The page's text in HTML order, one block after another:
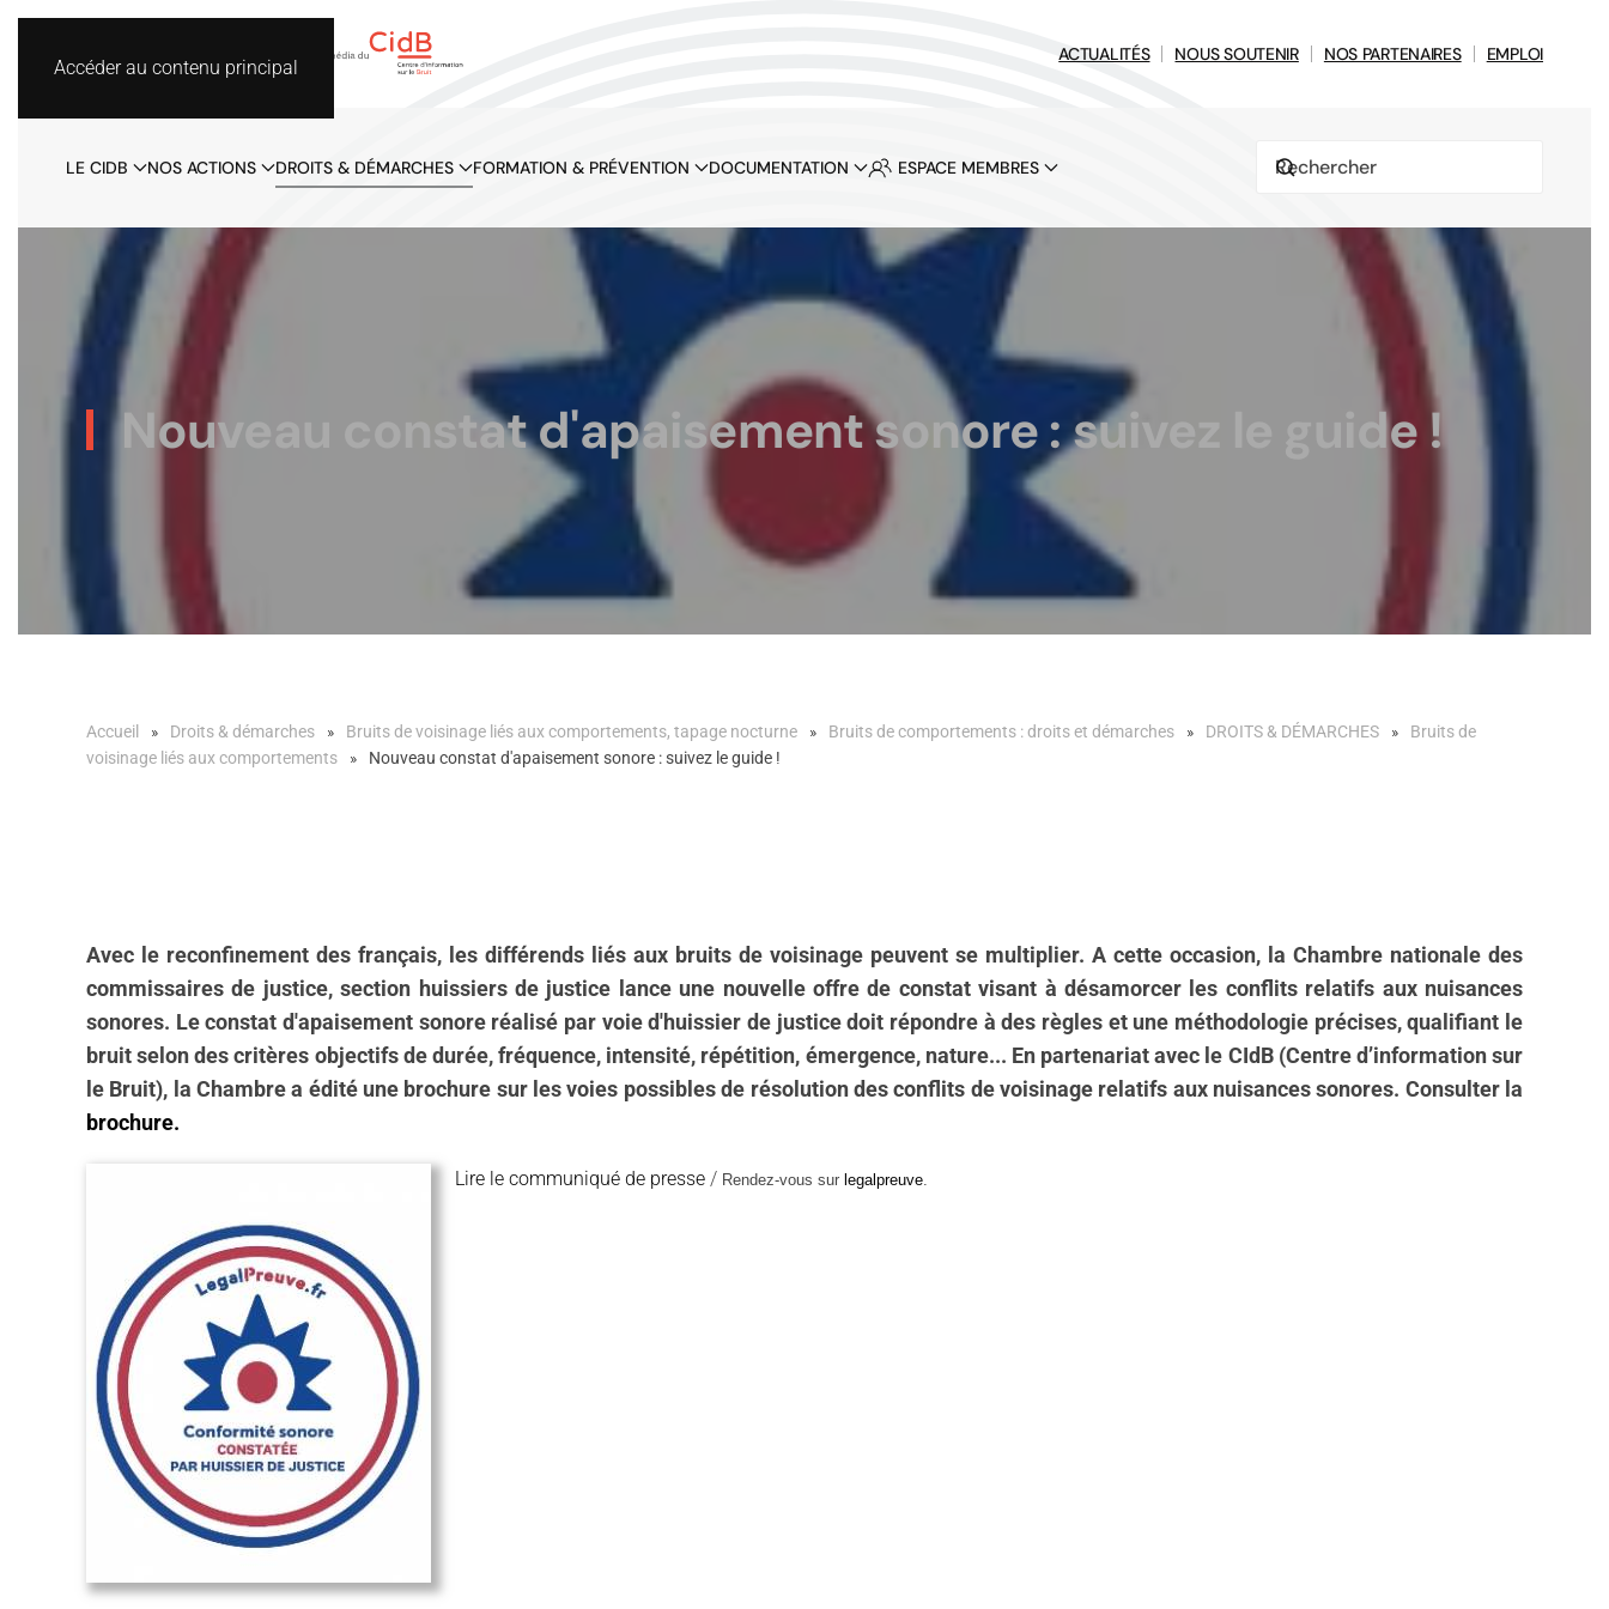
Accéder au contenu principal
ACTUALITÉS NOUS SOUTENIR NOS PARTENAIRES EMPLOI
LE CIDB NOS ACTIONS DROITS & DÉMARCHES FORMATION & PRÉVENTION DOCUMENTATION ESPACE MEMBRES
Nouveau constat d'apaisement sonore : suivez le guide !
Accueil Droits & démarches Bruits de voisinage liés aux comportements, tapage nocturne Bruits de comportements : droits et démarches DROITS & DÉMARCHES
Bruits de
voisinage liés aux comportements
Nouveau constat d'apaisement sonore : suivez le guide !
Avec le reconfinement des français, les différends liés aux bruits de voisinage peuvent se multiplier. A cette occasion, la Chambre nationale des
commissaires de justice, section huissiers de justice lance une nouvelle offre de constat visant à désamorcer les conflits relatifs aux nuisances
sonores. Le constat d'apaisement sonore réalisé par voie d'huissier de justice doit répondre à des règles et une méthodologie précises, qualifiant le
bruit selon des critères objectifs de durée, fréquence, intensité, répétition, émergence, nature... En partenariat avec le CIdB (Centre d’information sur
le Bruit), la Chambre a édité une brochure sur les voies possibles de résolution des conflits de voisinage relatifs aux nuisances sonores. Consulter la
brochure.
Lire le communiqué de presse / Rendez-vous sur legalpreuve